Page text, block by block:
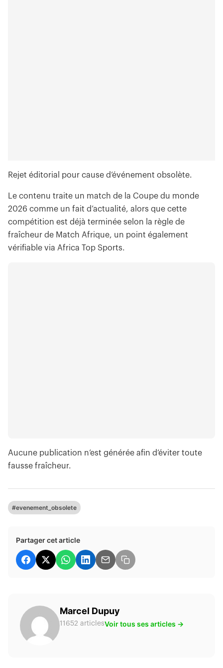
Rejet éditorial pour cause d’événement obsolète.
Le contenu traite un match de la Coupe du monde
2026 comme un fait d’actualité, alors que cette
compétition est déjà terminée selon la règle de
fraîcheur de Match Afrique, un point également
vérifiable via Africa Top Sports.
Aucune publication n’est générée afin d’éviter toute
fausse fraîcheur.
#evenement_obsolete
Partager cet article
Marcel Dupuy
11652 articlesVoir tous ses articles →